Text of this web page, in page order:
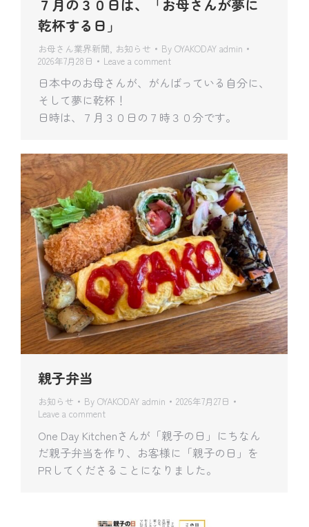
７月の３０日は、「お母さんが夢に
乾杯する日」
お母さん業界新聞, お知らせ By OYAKODAY admin
2026年7月28日
Leave a comment
日本中のお母さんが、がんばっている自分に、
そして夢に乾杯！
日時は、７月３０日の７時３０分です。
親子弁当
お知らせ By OYAKODAY admin
2026年7月27日
Leave a comment
One Day Kitchenさんが「親子の日」にちなん
だ親子弁当を作り、お客様に「親子の日」を
PRしてくださることになりました。